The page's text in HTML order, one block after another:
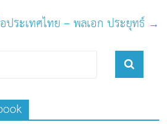
ประเทศไทย – พลเอก ประยุทธ์ →